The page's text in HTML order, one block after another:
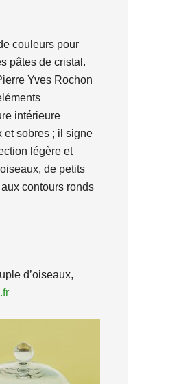
couleurs pour
pâtes de cristal.
Yves Rochon
intérieure
et sobres ; il signe
légère et
de petits
contours ronds
d’oiseaux,